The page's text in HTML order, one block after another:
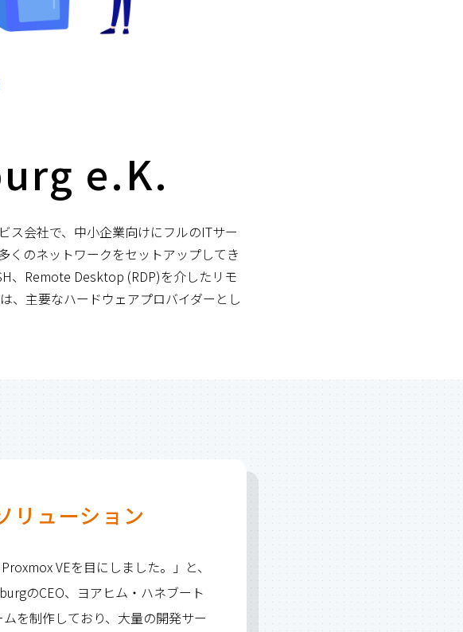
e.K.
ス会社で、中小企業向けにフルのITサー
くのネットワークをセットアップしてき
、Remote Desktop (RDP)を介したリモ
、主要なハードウェアプロバイダーとし
リューション
VEを目にしました。」と、
のCEO、ヨアヒム・ハネブート
を制作しており、大量の開発サー